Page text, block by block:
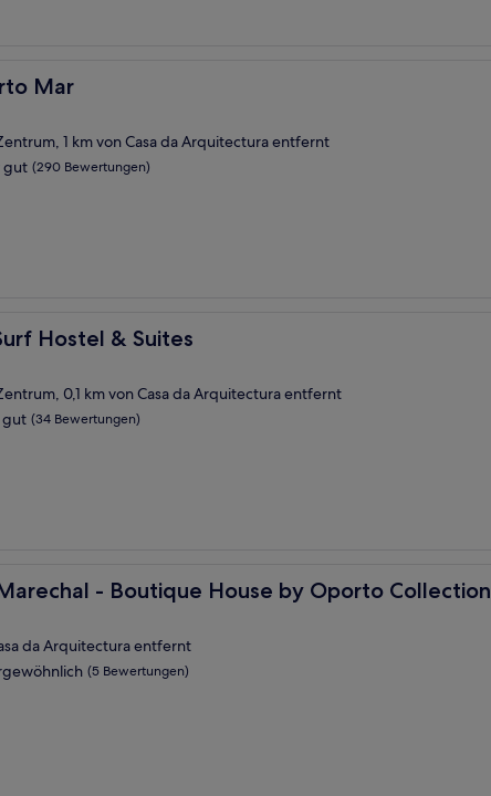
Mar
Mar
1 km von Casa da Arquitectura entfernt
gut (290 Bewertungen)
Hostel & Suites
Hostel & Suites
0,1 km von Casa da Arquitectura entfernt
gut (34 Bewertungen)
- Boutique House by Oporto Collection
- Boutique House by Oporto Collection
da Arquitectura entfernt
(5 Bewertungen)